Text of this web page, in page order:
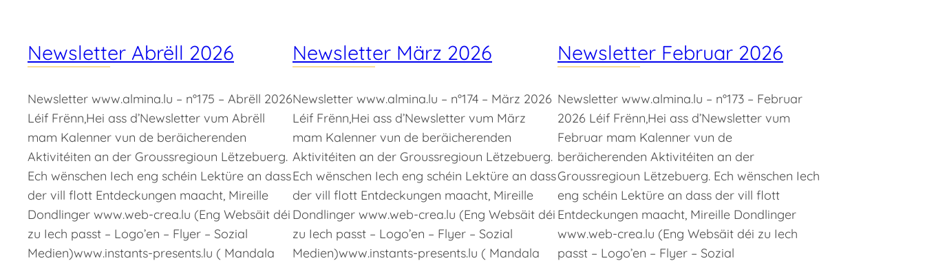
Newsletter Abrëll 2026
Newsletter www.almina.lu – n°175 – Abrëll 2026
Léif Frënn,Hei ass d’Newsletter vum Abrëll
mam Kalenner vun de beräicherenden
Aktivitéiten an der Groussregioun Lëtzebuerg.
Ech wënschen Iech eng schéin Lektüre an dass
der vill flott Entdeckungen maacht, Mireille
Dondlinger www.web-crea.lu (Eng Websäit déi
zu Iech passt – Logo’en – Flyer – Sozial
Medien)www.instants-presents.lu ( Mandala
Newsletter März 2026
Newsletter www.almina.lu – n°174 – März 2026
Léif Frënn,Hei ass d’Newsletter vum März
mam Kalenner vun de beräicherenden
Aktivitéiten an der Groussregioun Lëtzebuerg.
Ech wënschen Iech eng schéin Lektüre an dass
der vill flott Entdeckungen maacht, Mireille
Dondlinger www.web-crea.lu (Eng Websäit déi
zu Iech passt – Logo’en – Flyer – Sozial
Medien)www.instants-presents.lu ( Mandala
Newsletter Februar 2026
Newsletter www.almina.lu – n°173 – Februar
2026 Léif Frënn,Hei ass d’Newsletter vum
Februar mam Kalenner vun de
beräicherenden Aktivitéiten an der
Groussregioun Lëtzebuerg. Ech wënschen Iech
eng schéin Lektüre an dass der vill flott
Entdeckungen maacht, Mireille Dondlinger
www.web-crea.lu (Eng Websäit déi zu Iech
passt – Logo’en – Flyer – Sozial